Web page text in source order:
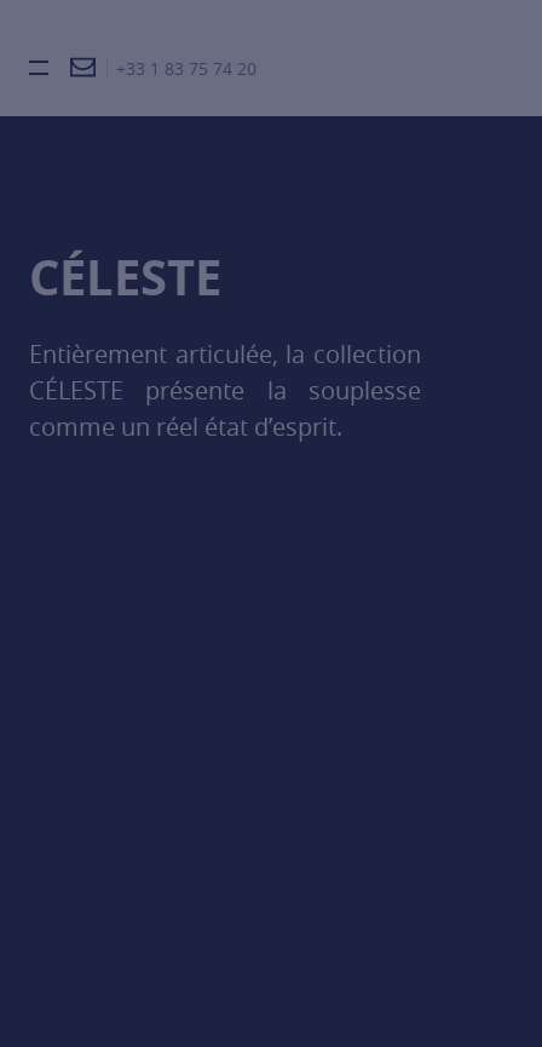
Burger toggle menu
+33 1 83 75 74 20
CÉLESTE
Entièrement articulée, la collection
CÉLESTE présente la souplesse
comme un réel état d’esprit.